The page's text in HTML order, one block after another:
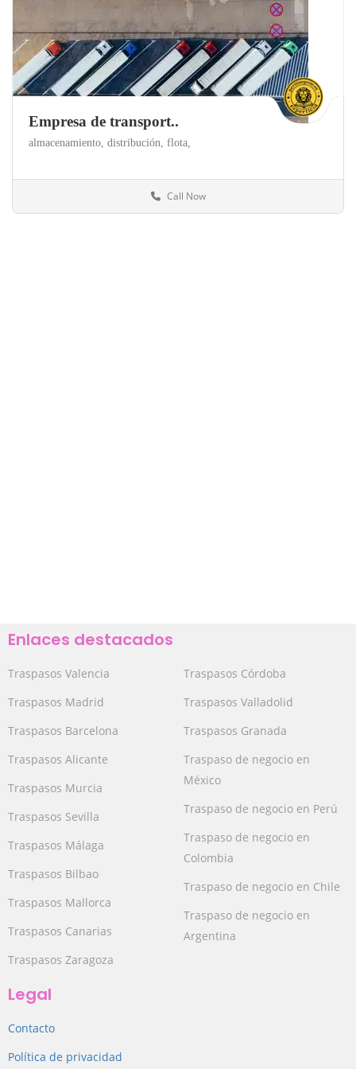
Empresa de transport..
almacenamiento, distribución, flota,
Call Now
Enlaces destacados
Traspasos Valencia
Traspasos Madrid
Traspasos Barcelona
Traspasos Alicante
Traspasos Murcia
Traspasos Sevilla
Traspasos Málaga
Traspasos Bilbao
Traspasos Mallorca
Traspasos Canarias
Traspasos Zaragoza
Traspasos Córdoba
Traspasos Valladolid
Traspasos Granada
Traspaso de negocio en
México
Traspaso de negocio en Perú
Traspaso de negocio en
Colombia
Traspaso de negocio en Chile
Traspaso de negocio en
Argentina
Legal
Contacto
Política de privacidad